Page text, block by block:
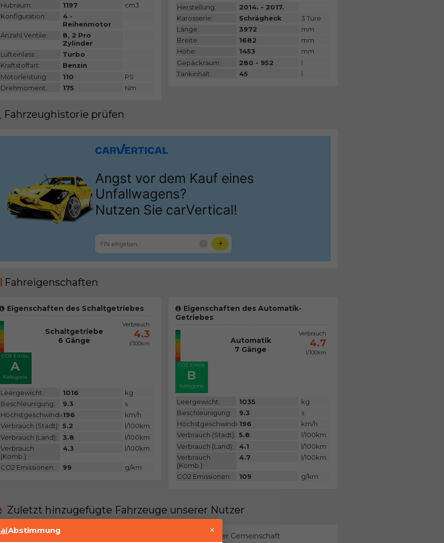
Hubraum: 1197
cm3
Konfiguration:
4 -
Reihenmotor
Anzahl Ventile:
8, 2 Pro
Zylinder
Lufteinlass:
Turbo
Kraftstoffart:
Benzin
Motorleistung:
110
PS
Drehmoment:
175 Nm
Herstellung:
2014. - 2017.
Karosserie:
Schrägheck
3 Türe
Länge:
3972
mm
Breite:
1682
mm
Höhe:
1453
mm
Gepäckraum:
280 - 952
l
Tankinhalt:
45 l
Fahrzeughistorie prüfen
Fahreigenschaften
Eigenschaften des Schaltgetriebes
CO2 Emiss.
A
Kategorie
Schaltgetriebe
6 Gänge
Verbrauch
4.3
l/100km
Leergewicht: 1016
kg
Beschleunigung:
9.3
s
Höchstgeschwindigkeit:
196
km/h
Verbrauch (Stadt): 5.2
l/100km
Verbrauch (Land):
3.8
l/100km
Verbrauch
(Komb.):
4.3 l/100km
CO2 Emissionen: 99 g/km
Eigenschaften des Automatik-
Getriebes
CO2 Emiss.
B
Kategorie
Automatik
7 Gänge
Verbrauch
4.7
l/100km
Leergewicht: 1035
kg
Beschleunigung:
9.3
s
Höchstgeschwindigkeit:
196
km/h
Verbrauch (Stadt): 5.8
l/100km
Verbrauch (Land):
4.1
l/100km
Verbrauch
(Komb.):
4.7 l/100km
CO2 Emissionen: 109 g/km
Zuletzt hinzugefügte Fahrzeuge unserer Nutzer
Derzeit gibt es keine solchen Fahrzeuge in unserer Gemeinschaft
Abstimmung ×